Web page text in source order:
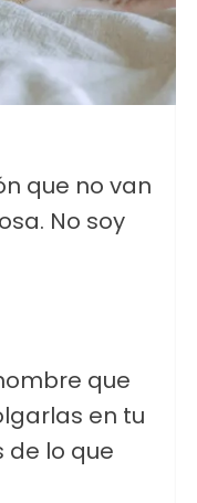
que no van
No soy
que
en tu
de lo que